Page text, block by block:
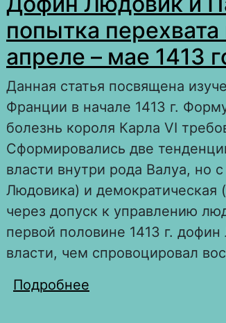
попытка
апреле – мае 1413
Данная статья посвящена
Франции в начале 1413 г.
болезнь короля Карла VI
Сформировались две
власти внутри рода Валуа, но
Людовика) и демократическая
через допуск к управлению
первой половине 1413 г.
власти, чем спровоцировал
Подробнее